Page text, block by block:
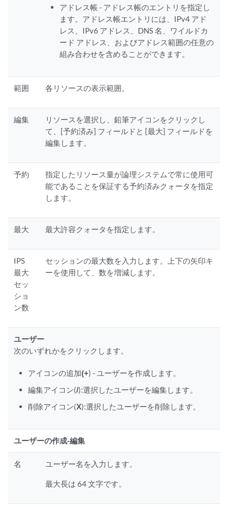
アドレス帳 - アドレス帳のエントリを指定し
ます。アドレス帳エントリには、IPv4 アド
レス、IPv6 アドレス、DNS 名、ワイルドカ
ード アドレス、およびアドレス範囲の任意の
組み合わせを含めることができます。
範囲 各リソースの表示範囲。
編集
リソースを選択し、鉛筆アイコンをクリックし
て、[予約済み] フィールドと [最大] フィールドを
編集します。
予約
指定したリソース量が論理システムで常に使用可
能であることを保証する予約済みクォータを指定
します。
最大 最大許容クォータを指定します。
IPS
最大
セッ
ショ
ン数
セッションの最大数を入力します。上下の矢印キ
ーを使用して、数を増減します。
ユーザー
次のいずれかをクリックします。
アイコンの追加(+) - ユーザーを作成します。
編集アイコン(/):選択したユーザーを編集します。
削除アイコン(X):選択したユーザーを削除します。
ユーザーの作成-編集
名 ユーザー名を入力します。
最大長は 64 文字です。